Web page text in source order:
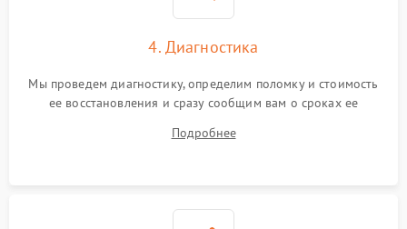
4. Диагностика
Мы проведем диагностику, определим поломку и стоимость
ее восстановления и сразу сообщим вам о сроках ее
Подробнее